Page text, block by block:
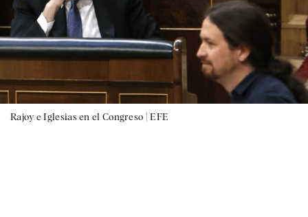
Rajoy e Iglesias en el Congreso |EFE